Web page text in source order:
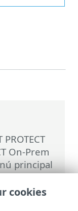
PROTECT
On-Prem
principal
Solicitud
cookies